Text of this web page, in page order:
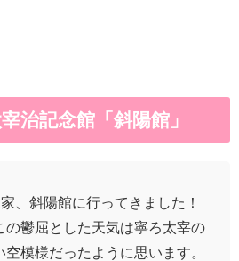
治記念館「斜陽館」
、斜陽館に行ってきました！
の鬱屈とした天気は寧ろ太宰の
模様だったように思います。